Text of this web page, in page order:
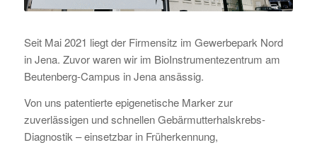
Seit Mai 2021 liegt der Firmensitz im Gewerbepark Nord
in Jena. Zuvor waren wir im BioInstrumentezentrum am
Beutenberg-Campus in Jena ansässig.
Von uns patentierte epigenetische Marker zur
zuverlässigen und schnellen Gebärmutterhalskrebs-
Diagnostik – einsetzbar in Früherkennung,